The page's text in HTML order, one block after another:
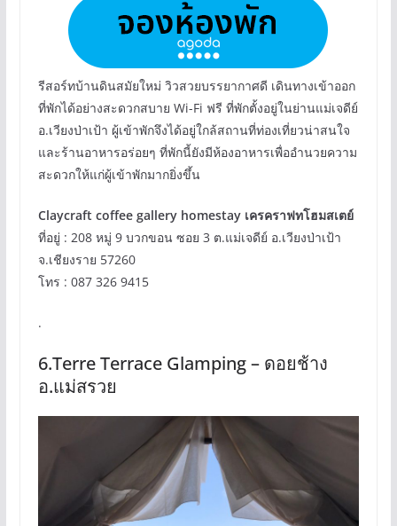
รีสอร์ทบ้านดินสมัยใหม่ วิวสวยบรรยากาศดี เดินทางเข้าออก
ที่พักได้อย่างสะดวกสบาย Wi-Fi ฟรี ที่พักตั้งอยู่ในย่านแม่เจดีย์
อ.เวียงป่าเป้า ผู้เข้าพักจึงได้อยู่ใกล้สถานที่ท่องเที่ยวน่าสนใจ
และร้านอาหารอร่อยๆ ที่พักนี้ยังมีห้องอาหารเพื่ออำนวยความ
สะดวกให้แก่ผู้เข้าพักมากยิ่งขึ้น
Claycraft coffee gallery homestay เครคราฟทโฮมสเตย์
ที่อยู่ : 208 หมู่ 9 บวกขอน ซอย 3 ต.แม่เจดีย์ อ.เวียงป่าเป้า
จ.เชียงราย 57260
โทร : 087 326 9415
.
6.Terre Terrace Glamping – ดอยช้าง
อ.แม่สรวย